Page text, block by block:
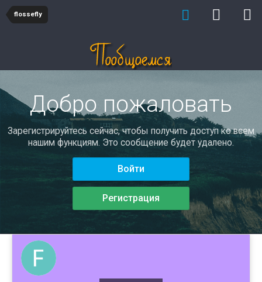
flossefly
Добро пожаловать
Зарегистрируйтесь сейчас, чтобы получить доступ ко всем
нашим функциям. Это сообщение будет удалено.
Войти
Регистрация